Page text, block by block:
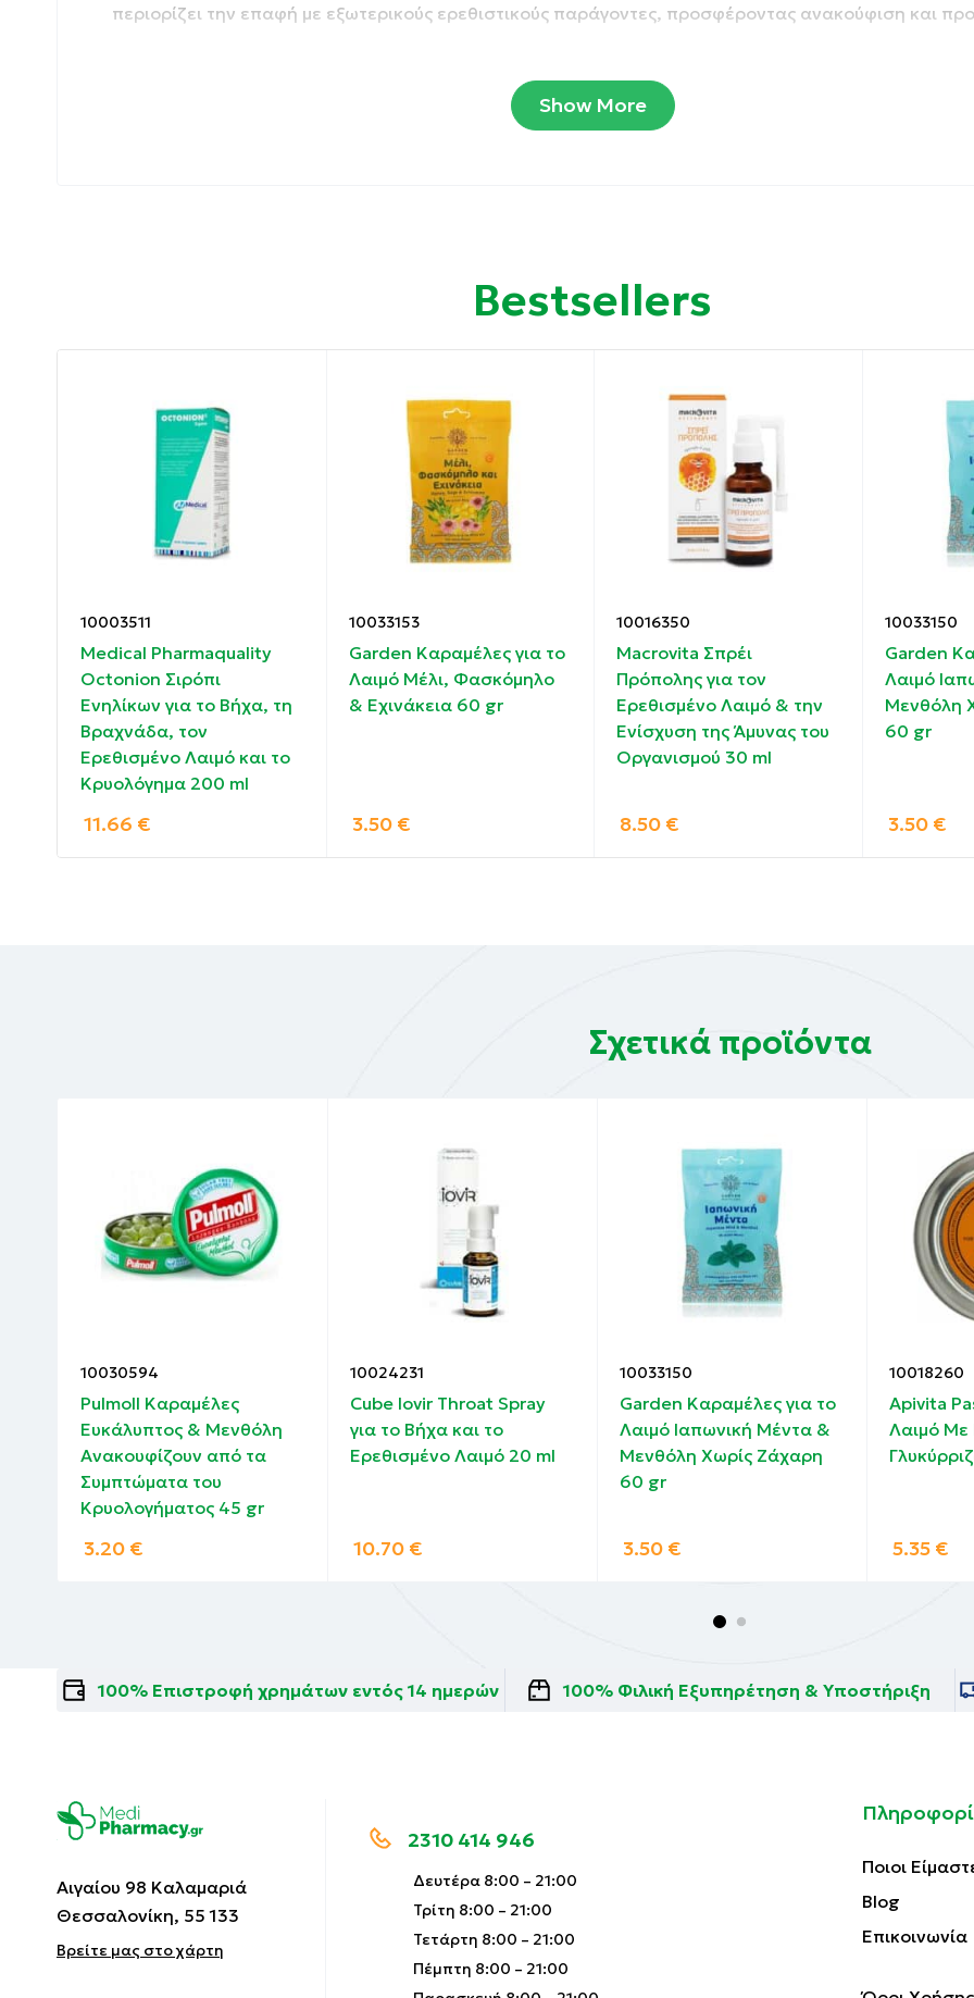
περιορίζει την επαφή με εξωτερικούς ερεθιστικούς παράγοντες, προσφέροντας ανακούφιση και
Ενυδατώνει και περιορίζει την επαφή με εξωτερικούς ερεθιστικούς παράγοντες
Συμβάλλει στην προστασία του στοματοφαρυγγικού βλεννογόνου
Οδηγίες χρήσης:
Ανακινήστε καλά πριν από τη χρήση.
Μετά τη χρήση, ξεπλύνετε καλά τον ψεκαστήρα.
ΔΟΣΟΛΟΓΙΑ: 1-3 ψεκασμούς 2-4 φορές την ημέρα ή συχνότερα αν χρειάζεται.
Απαγορεύεται η χρήση σε παιδιά κάτω των 3 ετών.
Να μη λαμβάνεται σε περίπτωση υπερευαισθησίας σε οποιοδήποτε από τα περιεχόμενα συστατικά.
Συστατικά:
Νερό, Σορβικό Κάλιο, Βενζοικό Νάτριο, Εκχύλισμα Πρόπολης, εκχύλισμα Echinacea angustifolia,
Αλθαίας, έλαιο Mentha piperita, εκχύλισμα Ερύσιμου, εκχύλισμα Chamomilla recutita, εκχύλισμα
Show More
Bestsellers
10003511
Medical Pharmaquality
Octonion Σιρόπι
Ενηλίκων για το Βήχα, τη
Βραχνάδα, τον
Ερεθισμένο Λαιμό και το
Κρυολόγημα 200 ml
11.66 €
10033153
Garden Καραμέλες για το
Λαιμό Μέλι, Φασκόμηλο
& Εχινάκεια 60 gr
3.50 €
10016350
Macrovita Σπρέι
Πρόπολης για τον
Ερεθισμένο Λαιμό & την
Ενίσχυση της Άμυνας του
Οργανισμού 30 ml
8.50 €
10033150
Garden
Λαιμό
Μενθόλη
60 gr
3.50 €
Σχετικά προϊόντα
10030594
Pulmoll Καραμέλες
Ευκάλυπτος & Μενθόλη
Ανακουφίζουν από τα
Συμπτώματα του
Κρυολογήματος 45 gr
3.20 €
10024231
Cube Iovir Throat Spray
για το Βήχα και το
Ερεθισμένο Λαιμό 20 ml
10.70 €
10033150
Garden Καραμέλες για το
Λαιμό Ιαπωνική Μέντα &
Μενθόλη Χωρίς Ζάχαρη
60 gr
3.50 €
10018260
Apivita
Λαιμό
5.35 €
100% Επιστροφή χρημάτων εντός 14 ημερών 100% Φιλική Εξυπηρέτηση & Υποστήριξη
Αιγαίου 98 Καλαμαριά
Θεσσαλονίκη, 55 133
Βρείτε μας στο χάρτη
2310 414 946
Δευτέρα 8:00 – 21:00
Τρίτη 8:00 – 21:00
Τετάρτη 8:00 – 21:00
Πέμπτη 8:00 – 21:00
Ποιοι
Blog
Επικοινωνία